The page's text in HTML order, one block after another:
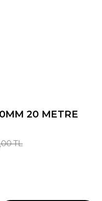
20 METRE
TL